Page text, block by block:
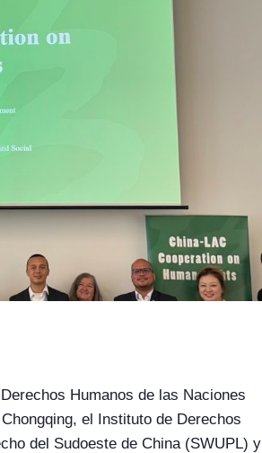
Humanos de las Naciones
el Instituto de Derechos
del Sudoeste de China (SWUPL) y